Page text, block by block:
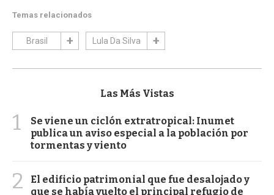
Temas relacionados
Brasil Lula Da Silva
Las Más Vistas
1
Se viene un ciclón extratropical: Inumet
publica un aviso especial a la población por
tormentas y viento
2
El edificio patrimonial que fue desalojado y
que se había vuelto el principal refugio de